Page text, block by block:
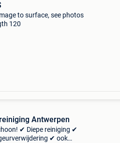
to surface, see photos
120
Antwerpen
✔ Diepe reiniging ✔
✔ ook